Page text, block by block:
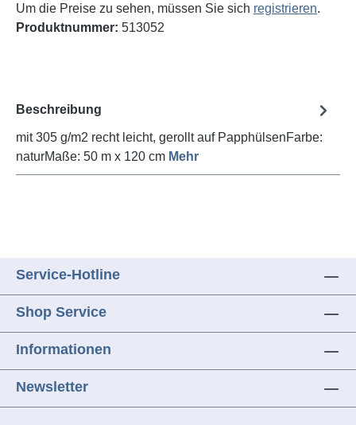
Um die Preise zu sehen, müssen Sie sich registrieren.
Produktnummer: 513052
Beschreibung
mit 305 g/m2 recht leicht, gerollt auf PapphülsenFarbe:
naturMaße: 50 m x 120 cm Mehr
Service-Hotline
Shop Service
Informationen
Newsletter